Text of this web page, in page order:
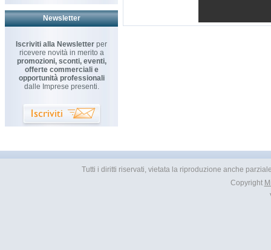
Newsletter
Iscriviti alla Newsletter per
ricevere novità in merito a
promozioni, sconti, eventi,
offerte commerciali e
opportunità professionali
dalle Imprese presenti.
Tutti i diritti riservati, vietata la riproduzione anche
Copyright